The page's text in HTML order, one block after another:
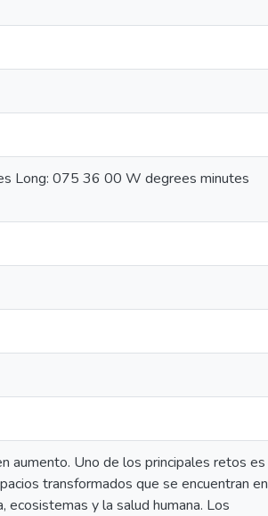
Long: 075 36 00 W degrees minutes
aumento. Uno de los principales retos es
transformados que se encuentran en
y la salud humana. Los